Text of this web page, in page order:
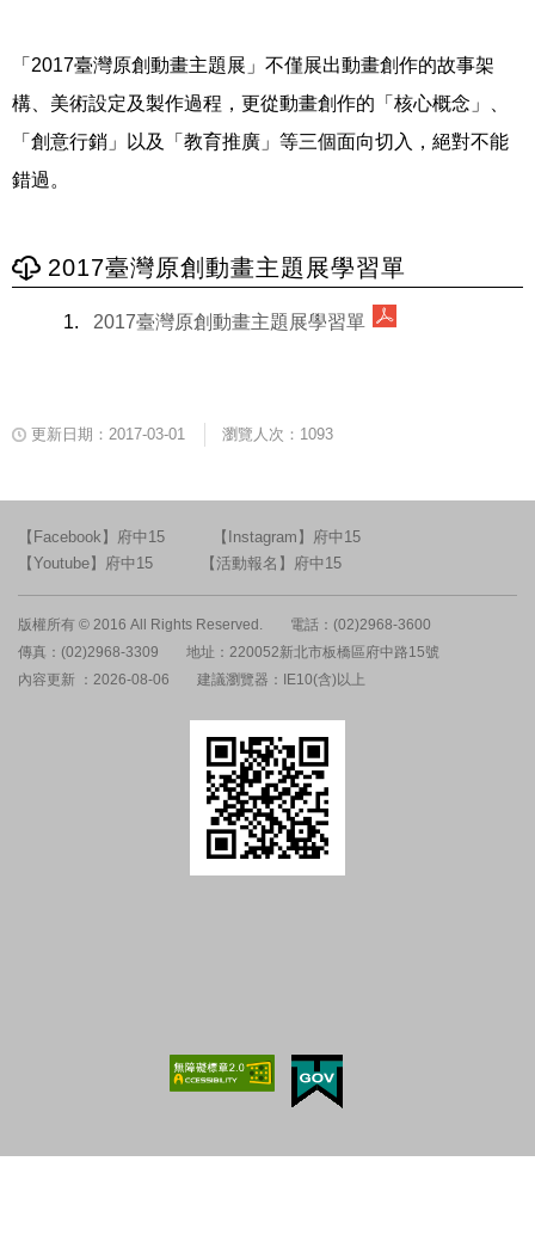
「2017臺灣原創動畫主題展」不僅展出動畫創作的故事架
構、美術設定及製作過程，更從動畫創作的「核心概念」、
「創意行銷」以及「教育推廣」等三個面向切入，絕對不能
錯過。
2017臺灣原創動畫主題展學習單
2017臺灣原創動畫主題展學習單
更新日期：2017-03-01 瀏覽人次：1093
【Facebook】府中15
【Instagram】府中15
【Youtube】府中15
【活動報名】府中15
版權所有 © 2016 All Rights Reserved.
電話：(02)2968-3600
傳真：(02)2968-3309
地址：220052新北市板橋區府中路15號
內容更新 ：2026-08-06
建議瀏覽器：IE10(含)以上